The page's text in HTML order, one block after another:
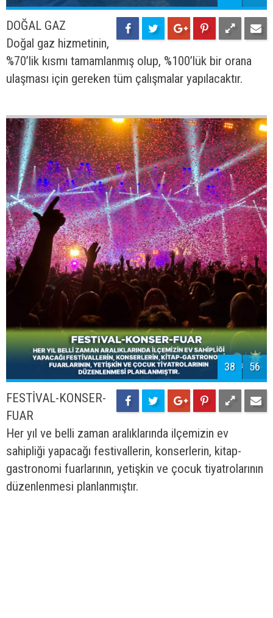
39 56
DAHA TEMİZ PAZAR
İlçemiz temizlik
konusunda örnek olma gayesiyle, her cadde ve
sokağa geri dönüşüm kutuları, çöp kutuları koyulup
ayrıca çöp toplama günlerini, temizlik işçi sayısını
ihtiyaca göre arttırılıp halkımızın daha iyi bir hizmet
alması amaçlanmıştır.